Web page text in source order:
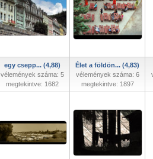
egy csepp... (4,88)
vélemények száma: 5
megtekintve: 1682
Élet a földön... (4,83)
vélemények száma: 6
megtekintve: 1897